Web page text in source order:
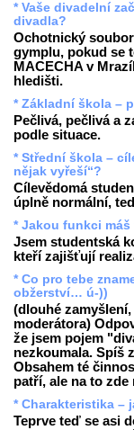
* Vaše divadelní
divadla?
Ochotnický
gymplu, pokud se
MACECHA v
hledišti.
* Základní škola –
Pečlivá, pečlivá a
podle situace.
* Střední škola –
nějak vyřeší“?
Cílevědomá
úplně normální,
* Jakou funkci
Jsem studentská
kteří zajišťují
* Co pro tebe
obžerství… ú-))
(dlouhé
moderátora)
že jsem pojem
nezkoumala. Spíš
Obsahem té
patří, ale na to
* Charakteristika –
Teprve teď se asi